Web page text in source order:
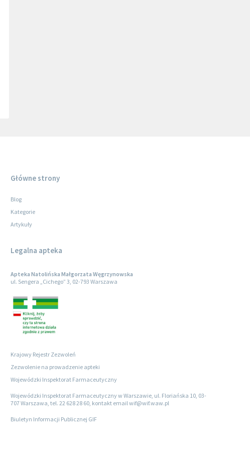
Główne strony
Blog
Kategorie
Artykuły
Legalna apteka
Apteka Natolińska Małgorzata Węgrzynowska
ul. Sengera „Cichego” 3, 02-793 Warszawa
Krajowy Rejestr Zezwoleń
Zezwolenie na prowadzenie apteki
Wojewódzki Inspektorat Farmaceutyczny
Wojewódzki Inspektorat Farmaceutyczny w Warszawie, ul. Floriańska 10, 03-
707 Warszawa, tel. 22 628 28 60, kontakt email wif@wif.waw.pl
Biuletyn Informacji Publicznej GIF